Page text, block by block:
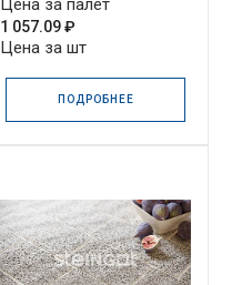
Цена за палет
1 057.09 ₽
Цена за шт
ПОДРОБНЕЕ